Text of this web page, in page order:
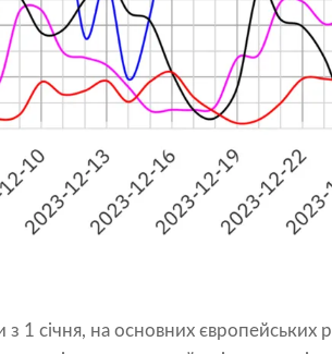
січня, на основних європейських